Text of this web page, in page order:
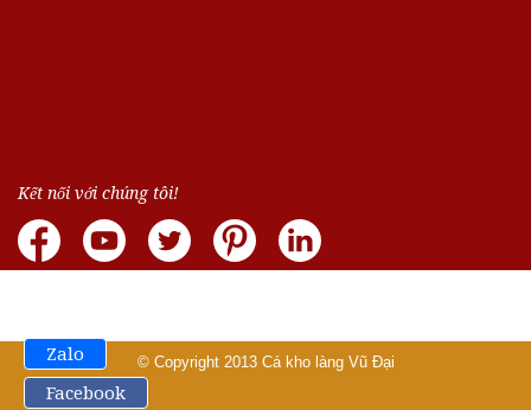
Kết nối với chúng tôi!
© Copyright 2013 Cá kho làng Vũ Đại
Zalo
Facebook